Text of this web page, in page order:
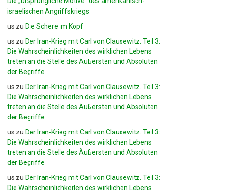
israelischen Angriffskriegs
us zu Die Schere im Kopf
us zu Der Iran-Krieg mit Carl von Clausewitz. Teil 3:
Die Wahrscheinlichkeiten des wirklichen Lebens
treten an die Stelle des Äußersten und Absoluten
der Begriffe
us zu Der Iran-Krieg mit Carl von Clausewitz. Teil 3:
Die Wahrscheinlichkeiten des wirklichen Lebens
treten an die Stelle des Äußersten und Absoluten
der Begriffe
us zu Der Iran-Krieg mit Carl von Clausewitz. Teil 3:
Die Wahrscheinlichkeiten des wirklichen Lebens
treten an die Stelle des Äußersten und Absoluten
der Begriffe
us zu Der Iran-Krieg mit Carl von Clausewitz. Teil 3:
Die Wahrscheinlichkeiten des wirklichen Lebens